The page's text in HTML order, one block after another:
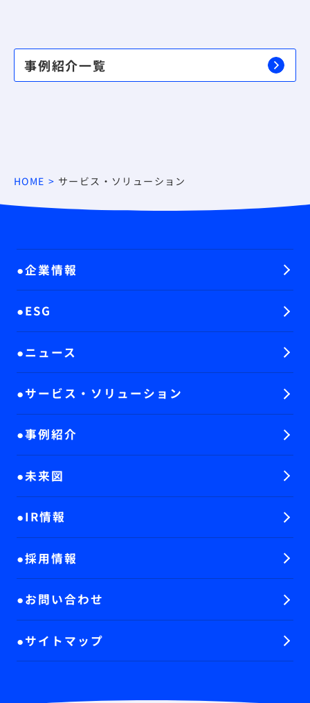
事例紹介一覧
HOME サービス・ソリューション
企業情報
ESG
ニュース
サービス・ソリューション
事例紹介
未来図
IR情報
採用情報
お問い合わせ
サイトマップ